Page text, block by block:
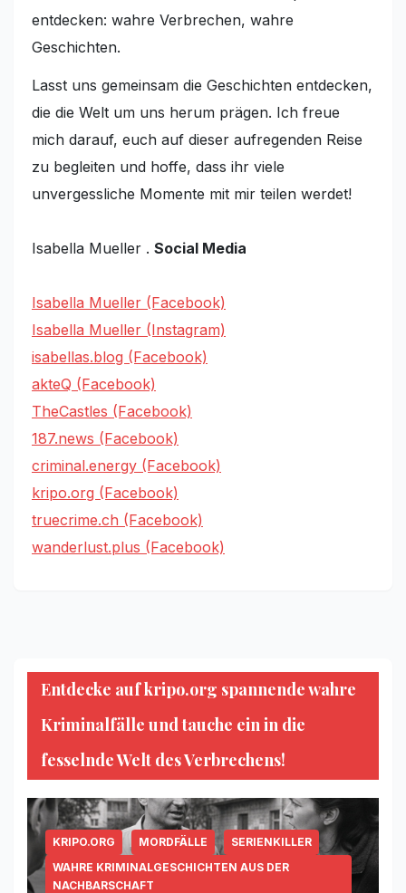
entdecken: wahre Verbrechen, wahre
Geschichten.
Lasst uns gemeinsam die Geschichten entdecken,
die die Welt um uns herum prägen. Ich freue
mich darauf, euch auf dieser aufregenden Reise
zu begleiten und hoffe, dass ihr viele
unvergessliche Momente mit mir teilen werdet!
Isabella Mueller . Social Media
Isabella Mueller (Facebook)
Isabella Mueller (Instagram)
isabellas.blog (Facebook)
akteQ (Facebook)
TheCastles (Facebook)
187.news (Facebook)
criminal.energy (Facebook)
kripo.org (Facebook)
truecrime.ch (Facebook)
wanderlust.plus (Facebook)
Entdecke auf kripo.org spannende wahre
Kriminalfälle und tauche ein in die
fesselnde Welt des Verbrechens!
KRIPO.ORG MORDFÄLLE
SERIENKILLER
WAHRE KRIMINALGESCHICHTEN AUS DER
NACHBARSCHAFT